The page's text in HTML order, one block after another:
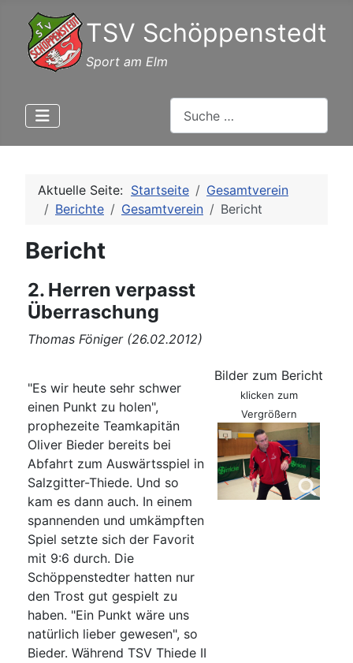
TSV Schöppenstedt
Sport am Elm
Aktuelle Seite: Startseite
Gesamtverein
Berichte
Gesamtverein Bericht
Bericht
2. Herren verpasst
Überraschung
Thomas Föniger (26.02.2012)
"Es wir heute sehr schwer
einen Punkt zu holen",
prophezeite Teamkapitän
Oliver Bieder bereits bei
Abfahrt zum Auswärtsspiel in
Salzgitter-Thiede. Und so
kam es dann auch. In einem
spannenden und umkämpften
Spiel setzte sich der Favorit
mit 9:6 durch. Die
Schöppenstedter hatten nur
den Trost gut gespielt zu
haben. "Ein Punkt wäre uns
natürlich lieber gewesen", so
Bieder. Während TSV Thiede II
Bilder zum Bericht
klicken zum
Vergrößern